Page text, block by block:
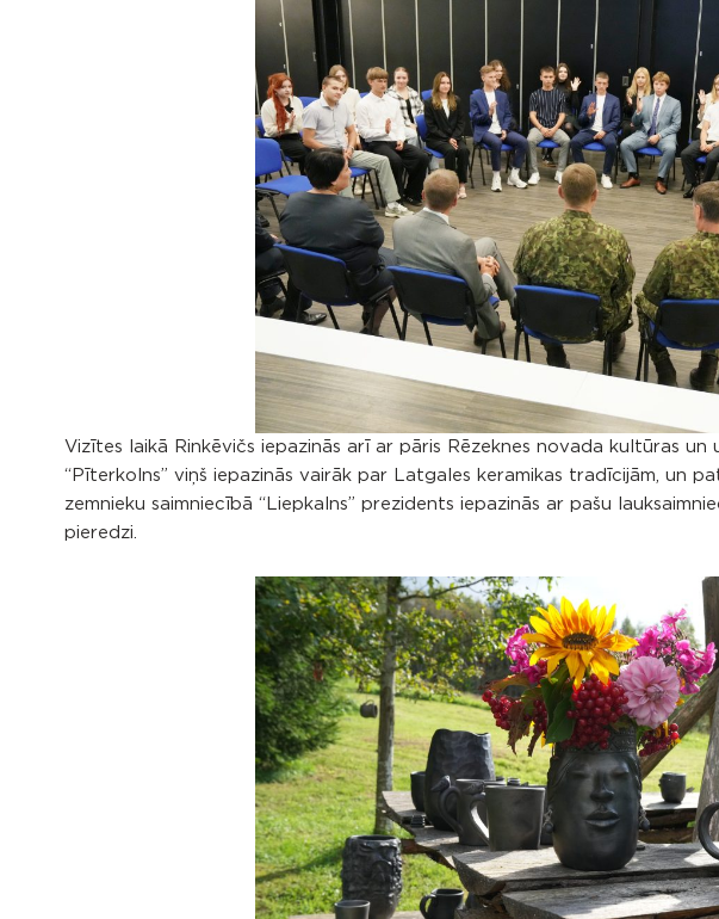
Vizītes laikā Rinkēvičs iepazinās arī ar pāris Rēzeknes novada kultūras
“Pīterkolns” viņš iepazinās vairāk par Latgales keramikas tradīcijām, un
zemnieku saimniecībā “Liepkalns” prezidents iepazinās ar pašu
pieredzi.